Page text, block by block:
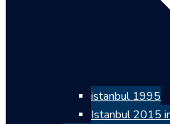
istanbul 1995
Istanbul 2015